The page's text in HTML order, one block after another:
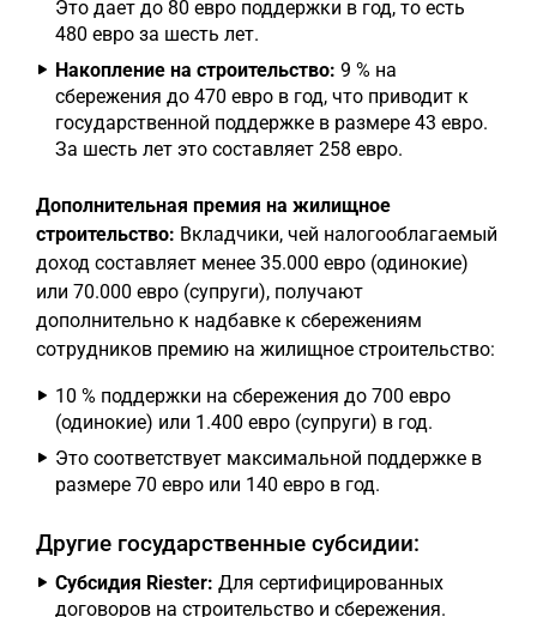
Это дает до 80 евро поддержки в год, то есть
480 евро за шесть лет.
Накопление на строительство: 9 % на
сбережения до 470 евро в год, что приводит к
государственной поддержке в размере 43 евро.
За шесть лет это составляет 258 евро.
Дополнительная премия на жилищное
строительство: Вкладчики, чей налогооблагаемый
доход составляет менее 35.000 евро (одинокие)
или 70.000 евро (супруги), получают
дополнительно к надбавке к сбережениям
сотрудников премию на жилищное строительство:
10 % поддержки на сбережения до 700 евро
(одинокие) или 1.400 евро (супруги) в год.
Это соответствует максимальной поддержке в
размере 70 евро или 140 евро в год.
Другие государственные субсидии:
Субсидия Riester: Для сертифицированных
договоров на строительство и сбережения.